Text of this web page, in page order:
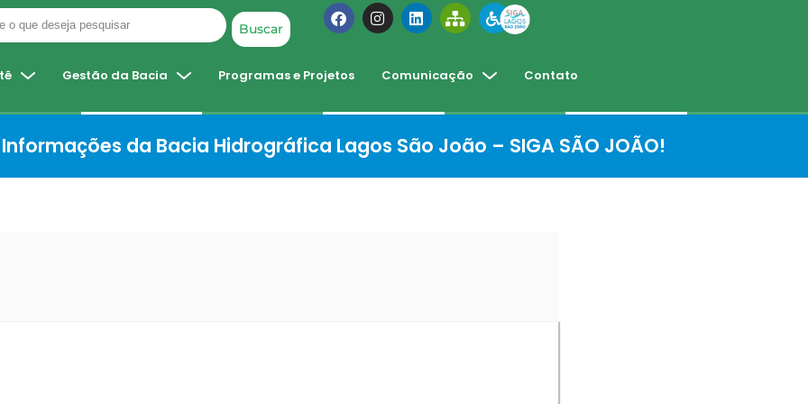
Buscar
Gestão da Bacia Programas e Projetos Comunicação Contato
da Bacia Hidrográfica Lagos São João – SIGA SÃO JOÃO!